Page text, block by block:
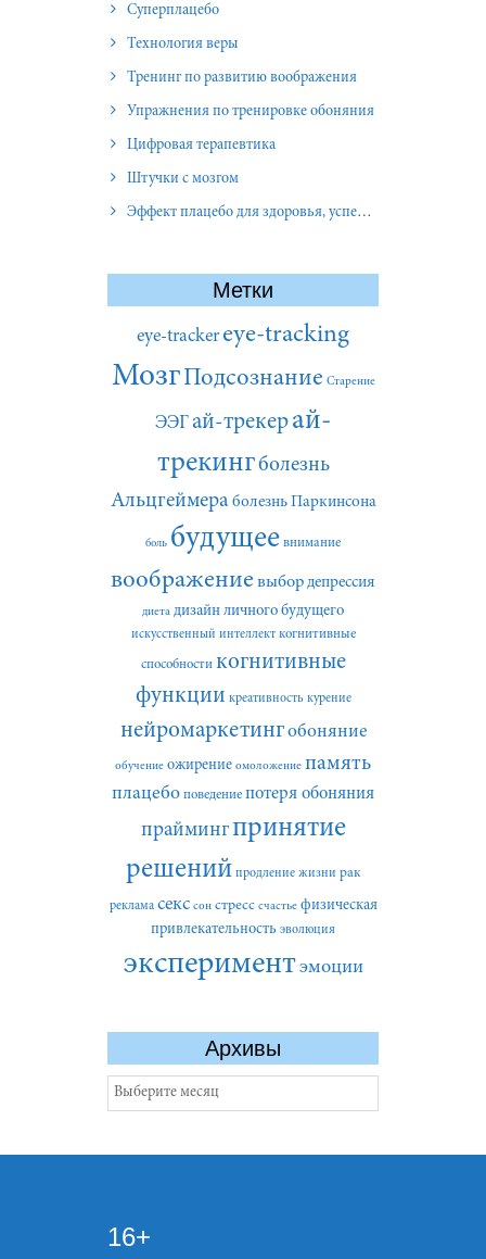
Суперплацебо
Технология веры
Тренинг по развитию воображения
Упражнения по тренировке обоняния
Цифровая терапевтика
Штучки с мозгом
Эффект плацебо для здоровья, успеха и отношений
Метки
eye-tracker eye-tracking
МозгПодсознание Старение
ЭЭГай-трекерай-
трекингболезнь
Альцгеймера болезнь Паркинсона
боль будущее внимание
воображение выбор депрессия
диета дизайн личного будущего
искусственный интеллект когнитивные
способности когнитивные
функции креативность курение
нейромаркетингобоняние
обучение ожирение омоложение память
плацебо поведение потеря обоняния
праймингпринятие
решений продление жизни рак
реклама секс сон стресс счастье физическая
привлекательность эволюция
экспериментэмоции
Архивы
Архивы
16+